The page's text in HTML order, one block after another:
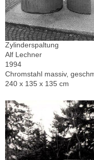
Zylinderspaltung
Alf Lechner
1994
Chromstahl massiv,
240 x 135 x 135 cm